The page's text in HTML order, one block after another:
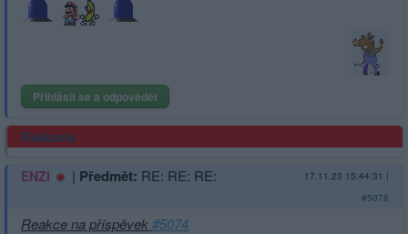
Přihlásit se a odpovědět
Reklama
ENZI | Předmět: RE: RE: RE: 17.11.23 15:44:31 |
#5078
Reakce na příspěvek#5074